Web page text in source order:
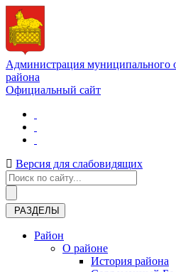
Администрация муниципального
района
Официальный сайт
Версия для слабовидящих
РАЗДЕЛЫ
Район
О районе
История района